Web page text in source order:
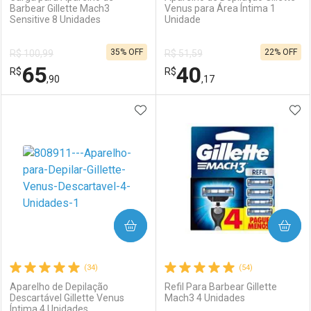
Comprar sem Desconto
Por R$ 30,37/cada
Comprar sem Desconto
Por R$ 30,37/cada
Comprar sem Desconto
Por R$ 74,24/cada
Comprar sem Desconto
Por R$ 74,24/cada
Barbear Gillette Mach3
Sensitive 8 Unidades
R$ 100,99
R$65,90
35% OFF
Laboratório
Por Menos
Venus para Área Íntima 1
Unidade
R$ 51,59
R$40,17
22% OFF
Laboratório
Por Menos
(34)
Aparelho de Depilação
Descartável Gillette Venus
Íntima 4 Unidades
ADICIONAR AOS FAVORITOS
COMPRAR
(54)
Refil Para Barbear Gillette
Mach3 4 Unidades
COMPRAR